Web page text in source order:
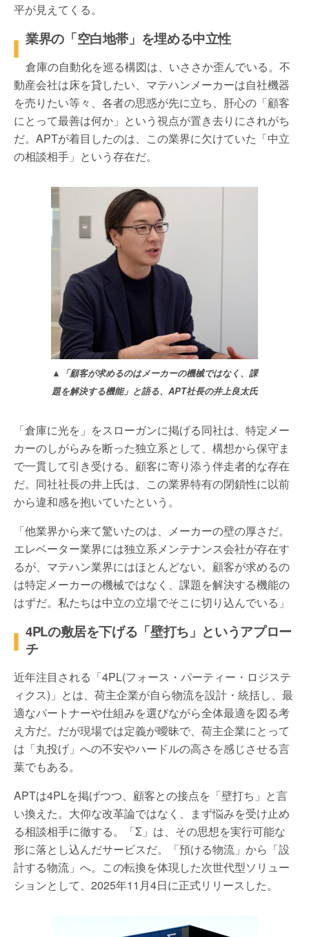
平が見えてくる。
業界の「空白地帯」を埋める中立性
倉庫の自動化を巡る構図は、いささか歪んでいる。不
動産会社は床を貸したい、マテハンメーカーは自社機器
を売りたい等々、各者の思惑が先に立ち、肝心の「顧客
にとって最善は何か」という視点が置き去りにされがち
だ。 APTが着目したのは、この業界に欠けていた「中立
の相談相手」という存在だ。
▲「顧客が求めるのはメーカーの機械ではなく、課
題を解決する機能」と語る、APT社長の井上良太氏
「倉庫に光を」をスローガンに掲げる同社は、特定メー
カーのしがらみを断った独立系として、構想から保守ま
で一貫して引き受ける。顧客に寄り添う伴走者的な存在
だ。同社社長の井上氏は、この業界特有の閉鎖性に以前
から違和感を抱いていたという。
「他業界から来て驚いたのは、メーカーの壁の厚さだ。
エレベーター業界には独立系メンテナンス会社が存在す
るが、マテハン業界にはほとんどない。顧客が求めるの
は特定メーカーの機械ではなく、課題を解決する機能の
はずだ。私たちは中立の立場でそこに切り込んでいる」
4PLの敷居を下げる「壁打ち」というアプロー
チ
近年注目される「4PL(フォース・パーティー・ロジステ
ィクス) 」とは、荷主企業が自ら物流を設計・統括し、最
適なパートナーや仕組みを選びながら全体最適を図る考
え方だ。だが現場では定義が曖昧で、荷主企業にとって
は「丸投げ」への不安やハードルの高さを感じさせる言
葉でもある。
APTは4PLを掲げつつ、顧客との接点を「壁打ち」と言
い換えた。大仰な改革論ではなく、まず悩みを受け止め
る相談相手に徹する。「Σ 」は、その思想を実行可能な
形に落とし込んだサービスだ。「預ける物流」から「設
計する物流」へ。この転換を体現した次世代型ソリュー
ションとして、 2025年11 月4日に正式リリースした。